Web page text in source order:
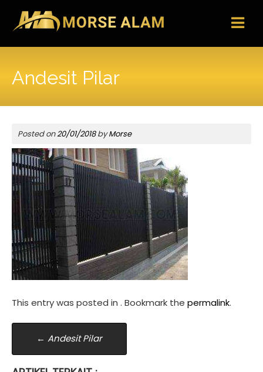
content
Andesit Pilar
Posted on20/01/2018byMorse
This entry was posted in . Bookmark the permalink.
Post
navigation
← Andesit Pilar